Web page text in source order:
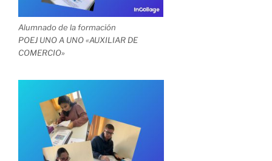
Alumnado de la formación
POEJ UNO A UNO «AUXILIAR DE
COMERCIO»